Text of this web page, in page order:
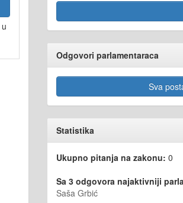
Odgovori parlamentaraca
Sva
Statistika
Ukupno pitanja na zakonu: 0
Sa 3 odgovora najaktivniji
Saša Grbić